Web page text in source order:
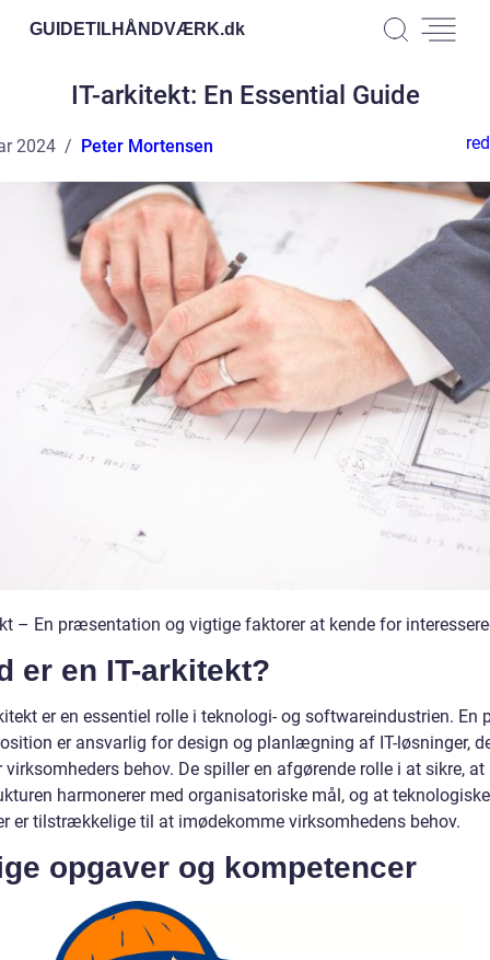
GUIDETILHÅNDVÆRK.dk
IT-arkitekt: En Essential Guide
2024 Peter Mortensen
– En præsentation og vigtige faktorer at kende for
er en IT-arkitekt?
er en essentiel rolle i teknologi- og softwareindustrien. En
er ansvarlig for design og planlægning af IT-løsninger,
behov. De spiller en afgørende rolle i at sikre, at
harmonerer med organisatoriske mål, og at teknologiske
er tilstrækkelige til at imødekomme virksomhedens behov.
opgaver og kompetencer